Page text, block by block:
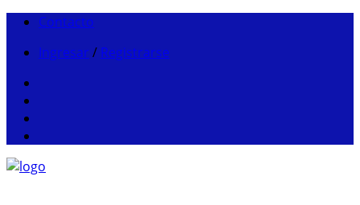
Contacto
Ingresar / Registrarse